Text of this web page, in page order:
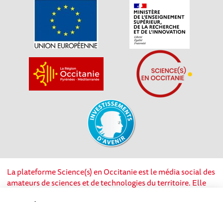
La plateforme Science(s) en Occitanie est le média social des
amateurs de sciences et de technologies du territoire. Elle